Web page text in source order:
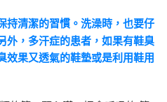
持清潔的習慣。洗澡時，也要仔
外，多汗症的患者，如果有鞋臭
效果又透氣的鞋墊或是利用鞋用